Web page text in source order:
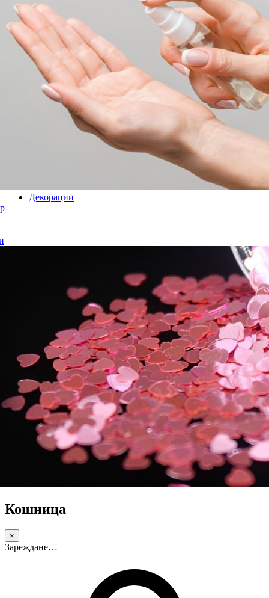
Декорации
Кошница
×
Зареждане…